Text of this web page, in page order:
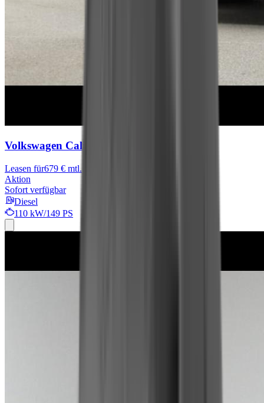
Volkswagen California
Leasen für679 € mtl.
Aktion
Sofort verfügbar
Diesel
110 kW/149 PS